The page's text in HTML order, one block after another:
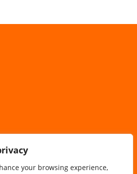
your browsing experience,